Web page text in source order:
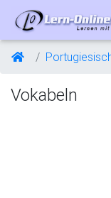
Vokabeln